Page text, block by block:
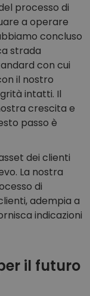
processo di
a operare
concluso
strada
con cui
il nostro
intatti. Il
crescita e
passo è
dei clienti
La nostra
di
adempia a
indicazioni
il futuro